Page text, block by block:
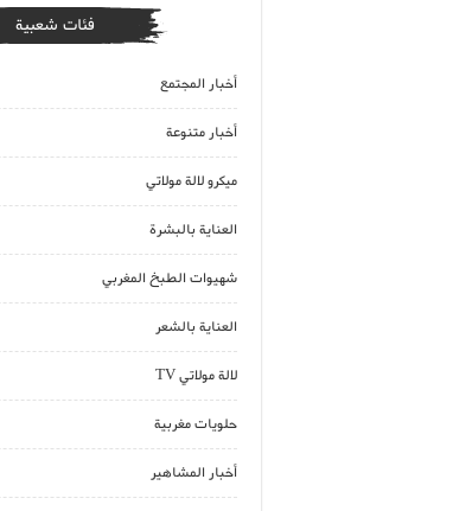
فئات شعبية
أخبار المجتمع
أخبار متنوعة
ميكرو لالة مولاتي
العناية بالبشرة
شهيوات الطبخ المغربي
العناية بالشعر
لالة مولاتي TV
حلويات مغربية
أخبار المشاهير